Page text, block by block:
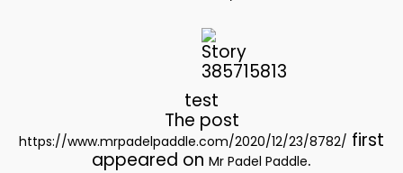
test
The post
https://www.mrpadelpaddle.com/2020/12/23/8782/ first
appeared on Mr Padel Paddle.